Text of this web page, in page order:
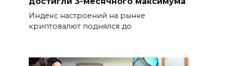
Индекс настроений на рынке
криптовалют поднялся до